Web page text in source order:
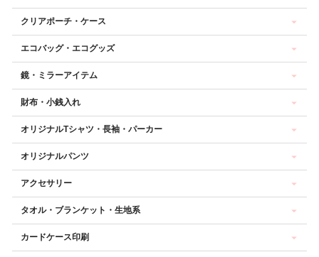
クリアポーチ・ケース
エコバッグ・エコグッズ
鏡・ミラーアイテム
財布・小銭入れ
オリジナルTシャツ・長袖・パーカー
オリジナルパンツ
アクセサリー
タオル・ブランケット・生地系
カードケース印刷